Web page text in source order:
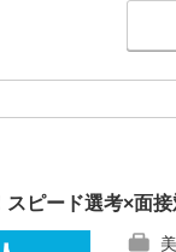
ピード選考×面